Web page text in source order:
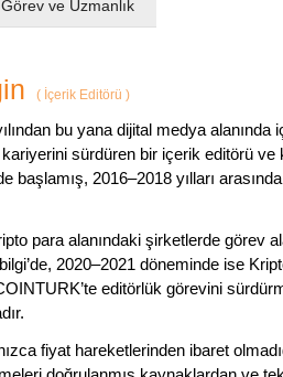
Görev ve Uzmanlık
( İçerik Editörü )
bu yana dijital medya alanında
sürdüren bir içerik editörü
başlamış, 2016–2018 yılları
para alanındaki şirketlerde görev
2020–2021 döneminde ise
editörlük görevini
fiyat hareketlerinden ibaret